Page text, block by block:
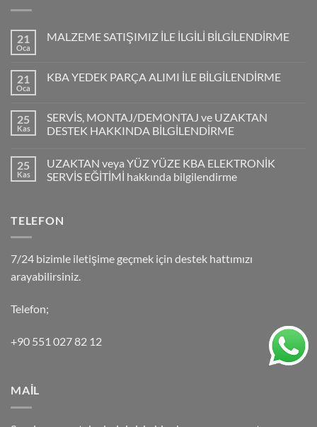
21
Oca
MALZEME SATIŞIMIZ İLE İLGİLİ BİLGİLENDİRME
21
Oca
KBA YEDEK PARÇA ALIMI İLE BİLGİLENDİRME
25
Kas
SERVİS, MONTAJ/DEMONTAJ ve UZAKTAN
DESTEK HAKKINDA BİLGİLENDİRME
25
Kas
UZAKTAN veya YÜZ YÜZE KBA ELEKTRONİK
SERVİS EĞİTİMİ hakkında bilgilendirme
TELEFON
7/24 bizimle iletişime geçmek için destek hattımızı
arayabilirsiniz.
Telefon;
+90 551 027 82 12
MAİL